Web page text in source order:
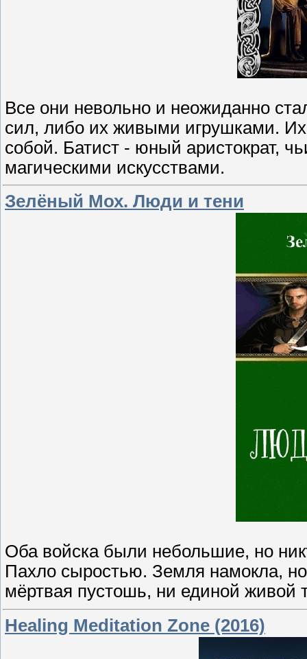
Все они невольно и неожиданно
сил, либо их живыми игрушками.
собой. Батист - юный аристократ,
магическими искусствами.
Зелёный Мох. Люди и тени
Оба войска были небольшие, но
Пахло сыростью. Земля намокла,
мёртвая пустошь, ни единой живой
Healing Meditation Zone (2016)